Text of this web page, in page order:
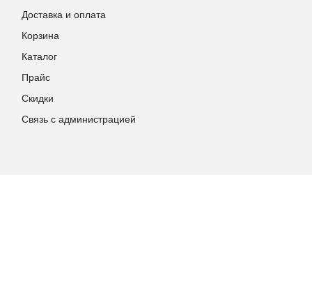
Доставка и оплата
Корзина
Каталог
Прайс
Скидки
Связь с администрацией